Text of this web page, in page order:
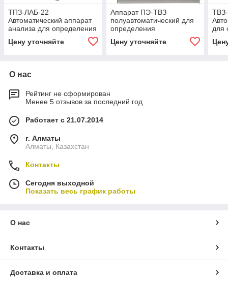
ТПЗ-ЛАБ-22
Автоматический аппарат
анализа для определения
температуры помутнения/
текучести/застывания
Цену уточняйте
Аппарат ПЭ-ТВЗ
полуавтоматический для
определения
температуры вспышки в
закрытом тигле
Цену уточняйте
для
О нас
Рейтинг не сформирован
Менее 5 отзывов за последний год
Работает с 21.07.2014
г. Алматы
Алматы, Казахстан
Контакты
Сегодня выходной
Показать весь график работы
О нас
Контакты
Доставка и оплата